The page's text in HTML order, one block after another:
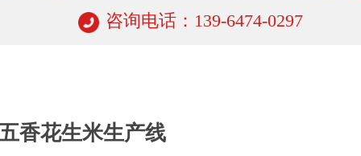
咨询电话：139-6474-0297
香花生米生产线